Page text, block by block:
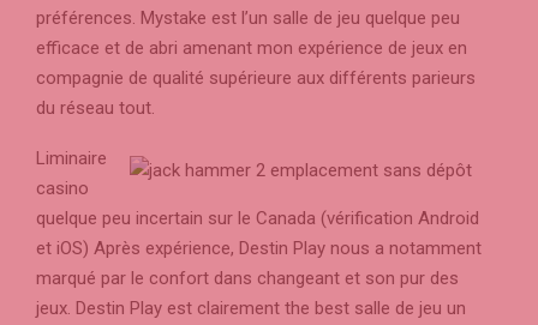
préférences. Mystake est l’un salle de jeu quelque peu
efficace et de abri amenant mon expérience de jeux en
compagnie de qualité supérieure aux différents parieurs
du réseau tout.
Liminaire
casino
quelque peu incertain sur le Canada (vérification Android
et iOS) Après expérience, Destin Play nous a notamment
marqué par le confort dans changeant et son pur des
jeux. Destin Play est clairement the best salle de jeu un